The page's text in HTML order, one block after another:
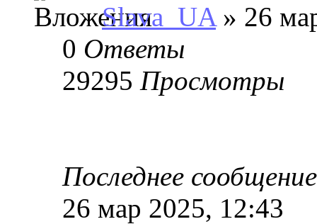
Slava_UA» 26
0 Ответы
29295 Просмотры
Последнее
26 мар 2025, 12:43